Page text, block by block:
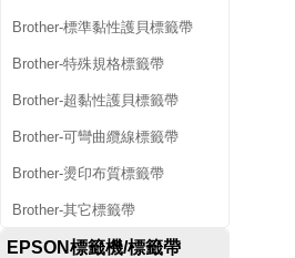
Brother-標準黏性護貝標籤帶
Brother-特殊規格標籤帶
Brother-超黏性護貝標籤帶
Brother-可彎曲纜線標籤帶
Brother-燙印布質標籤帶
Brother-其它標籤帶
EPSON標籤機/標籤帶